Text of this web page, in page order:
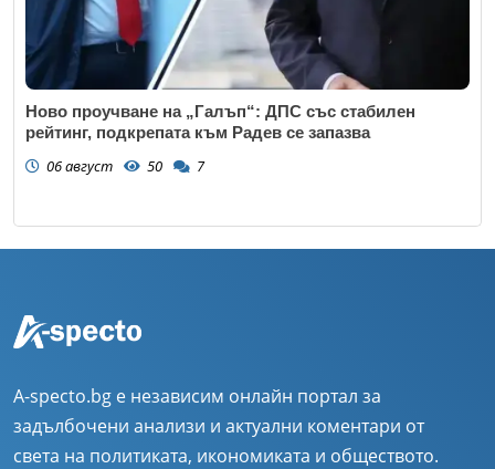
Ново проучване на „Галъп“: ДПС със стабилен
рейтинг, подкрепата към Радев се запазва
06 август 50 7
A-specto.bg е независим онлайн портал за
задълбочени анализи и актуални коментари от
света на политиката, икономиката и обществото.